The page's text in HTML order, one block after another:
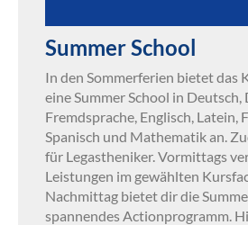
Summer School
In den Sommerferien bietet das
eine Summer School in Deutsch,
Fremdsprache, Englisch, Latein,
Spanisch und Mathematik an.
für Legastheniker. Vormittags
Leistungen im gewählten
Nachmittag bietet dir die
spannendes Actionprogramm.